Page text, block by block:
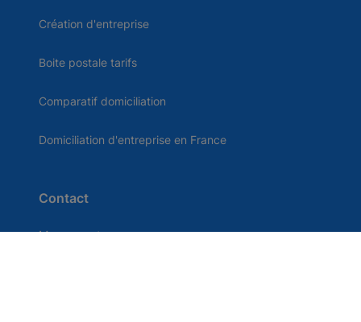
Création d'entreprise
Boite postale tarifs
Comparatif domiciliation
Domiciliation d'entreprise en France
Contact
Me connecter